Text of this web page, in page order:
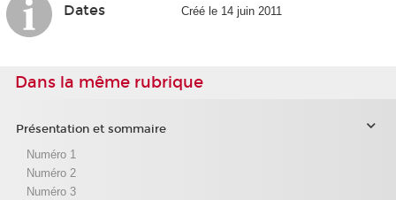
Dates Créé le 14 juin 2011
Dans la même rubrique
Présentation et sommaire
Numéro 1
Numéro 2
Numéro 3